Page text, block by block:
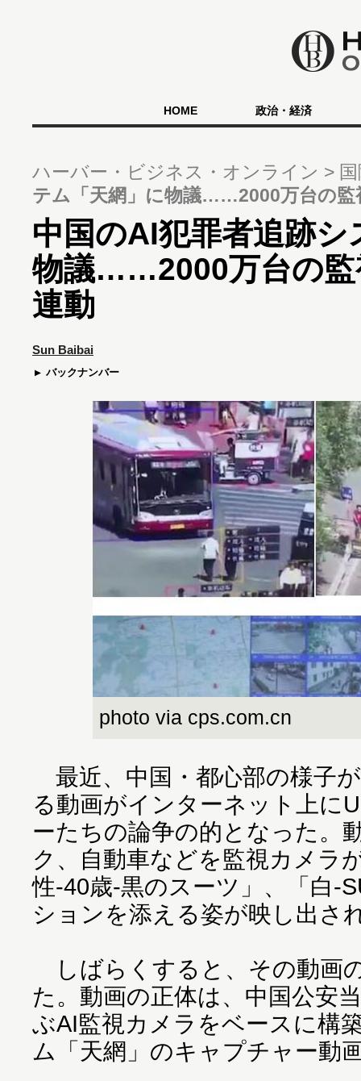
HOME 政治・経済
ハーバー・ビジネス・オンライン
テム「天網」に物議……2000万台の監
中国のAI犯罪者追跡
物議……2000万台の監
連動
Sun Baibai
バックナンバー
photo via cps.com.cn
最近、中国・都心部の様子
る動画がインターネット上に
ーたちの論争の的となった。
ク、自動車などを監視カメラ
性-40歳-黒のスーツ」、「白-
ションを添える姿が映し出さ
しばらくすると、その動画
た。動画の正体は、中国公安
ぶAI監視カメラをベースに構
ム「天網」のキャプチャー動